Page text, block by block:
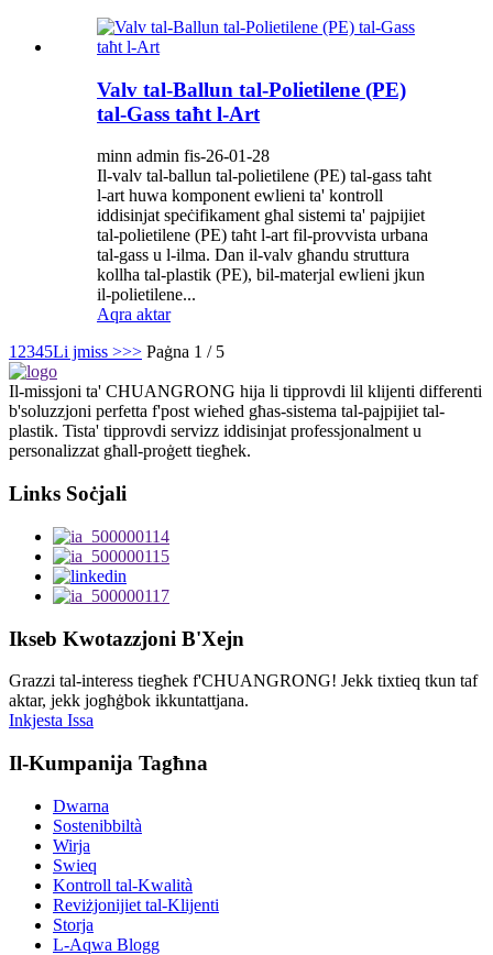
Valv tal-Ballun tal-Polietilene (PE)
tal-Gass taħt l-Art
minn admin fis-26-01-28
Il-valv tal-ballun tal-polietilene (PE) tal-gass taħt
l-art huwa komponent ewlieni ta' kontroll
iddisinjat speċifikament għal sistemi ta' pajpijiet
tal-polietilene (PE) taħt l-art fil-provvista urbana
tal-gass u l-ilma. Dan il-valv għandu struttura
kollha tal-plastik (PE), bil-materjal ewlieni jkun
il-polietilene...
Aqra aktar
12345Li jmiss >>> Paġna 1 / 5
Il-missjoni ta' CHUANGRONG hija li tipprovdi lil klijenti differenti
b'soluzzjoni perfetta f'post wieħed għas-sistema tal-pajpijiet tal-
plastik. Tista' tipprovdi servizz iddisinjat professjonalment u
personalizzat għall-proġett tiegħek.
Links Soċjali
Ikseb Kwotazzjoni B'Xejn
Grazzi tal-interess tiegħek f'CHUANGRONG! Jekk tixtieq tkun taf
aktar, jekk jogħġbok ikkuntattjana.
Inkjesta Issa
Il-Kumpanija Tagħna
Dwarna
Sostenibbiltà
Wirja
Swieq
Kontroll tal-Kwalità
Reviżjonijiet tal-Klijenti
Storja
L-Aqwa Blogg